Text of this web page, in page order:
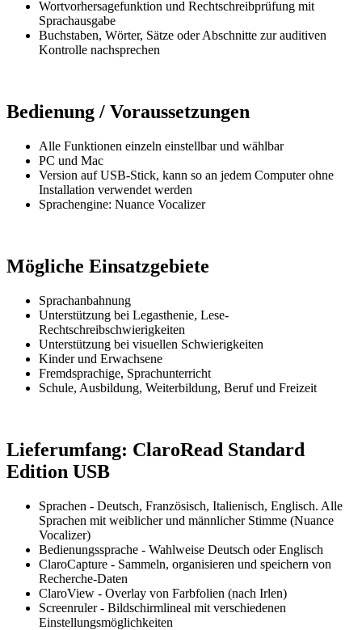
Wortvorhersagefunktion und Rechtschreibprüfung mit
Sprachausgabe
Buchstaben, Wörter, Sätze oder Abschnitte zur auditiven
Kontrolle nachsprechen
Bedienung / Voraussetzungen
Alle Funktionen einzeln einstellbar und wählbar
PC und Mac
Version auf USB-Stick, kann so an jedem Computer ohne
Installation verwendet werden
Sprachengine: Nuance Vocalizer
Mögliche Einsatzgebiete
Sprachanbahnung
Unterstützung bei Legasthenie, Lese-
Rechtschreibschwierigkeiten
Unterstützung bei visuellen Schwierigkeiten
Kinder und Erwachsene
Fremdsprachige, Sprachunterricht
Schule, Ausbildung, Weiterbildung, Beruf und Freizeit
Lieferumfang: ClaroRead Standard
Edition USB
Sprachen - Deutsch, Französisch, Italienisch, Englisch. Alle
Sprachen mit weiblicher und männlicher Stimme (Nuance
Vocalizer)
Bedienungssprache - Wahlweise Deutsch oder Englisch
ClaroCapture - Sammeln, organisieren und speichern von
Recherche-Daten
ClaroView - Overlay von Farbfolien (nach Irlen)
Screenruler - Bildschirmlineal mit verschiedenen
Einstellungsmöglichkeiten